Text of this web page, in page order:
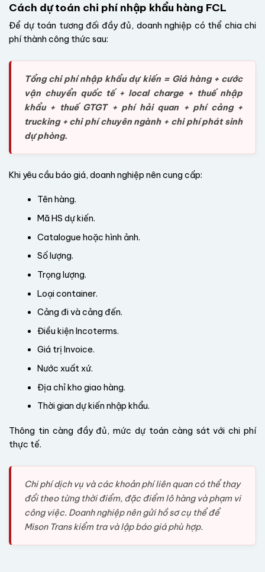
Cách dự toán chi phí nhập khẩu hàng FCL
Để dự toán tương đối đầy đủ, doanh nghiệp có thể chia chi
phí thành công thức sau:
Tổng chi phí nhập khẩu dự kiến = Giá hàng + cước
vận chuyển quốc tế + local charge + thuế nhập
khẩu + thuế GTGT + phí hải quan + phí cảng +
trucking + chi phí chuyên ngành + chi phí phát sinh
dự phòng.
Khi yêu cầu báo giá, doanh nghiệp nên cung cấp:
Tên hàng.
Mã HS dự kiến.
Catalogue hoặc hình ảnh.
Số lượng.
Trọng lượng.
Loại container.
Cảng đi và cảng đến.
Điều kiện Incoterms.
Giá trị Invoice.
Nước xuất xứ.
Địa chỉ kho giao hàng.
Thời gian dự kiến nhập khẩu.
Thông tin càng đầy đủ, mức dự toán càng sát với chi phí
thực tế.
Chi phí dịch vụ và các khoản phí liên quan có thể thay
đổi theo từng thời điểm, đặc điểm lô hàng và phạm vi
công việc. Doanh nghiệp nên gửi hồ sơ cụ thể để
Mison Trans kiểm tra và lập báo giá phù hợp.